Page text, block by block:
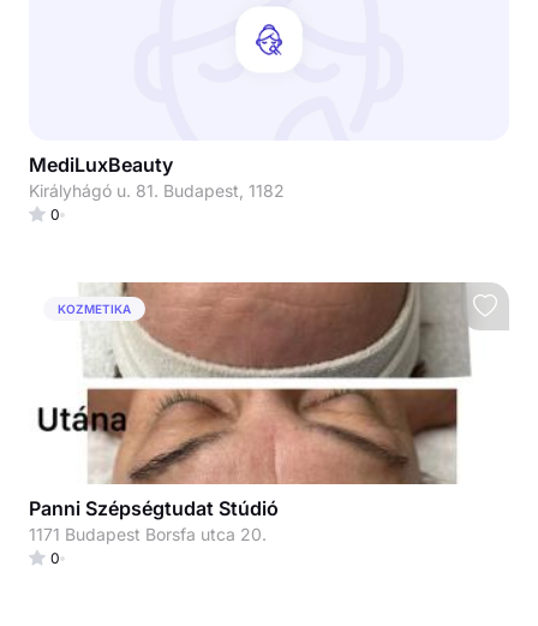
MediLuxBeauty
Királyhágó u. 81. Budapest, 1182
0
KOZMETIKA
Panni Szépségtudat Stúdió
1171 Budapest Borsfa utca 20.
0